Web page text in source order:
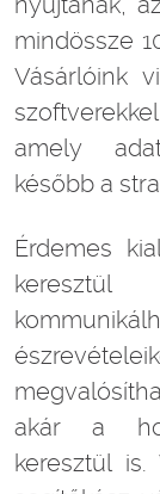
mindössze
Vásárlóink
amely
később a
Érdemes
akár a
keresztül